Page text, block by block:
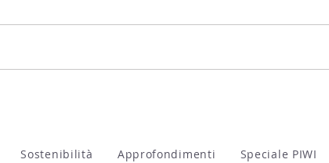
Sostenibilità Approfondimenti Speciale PIWI